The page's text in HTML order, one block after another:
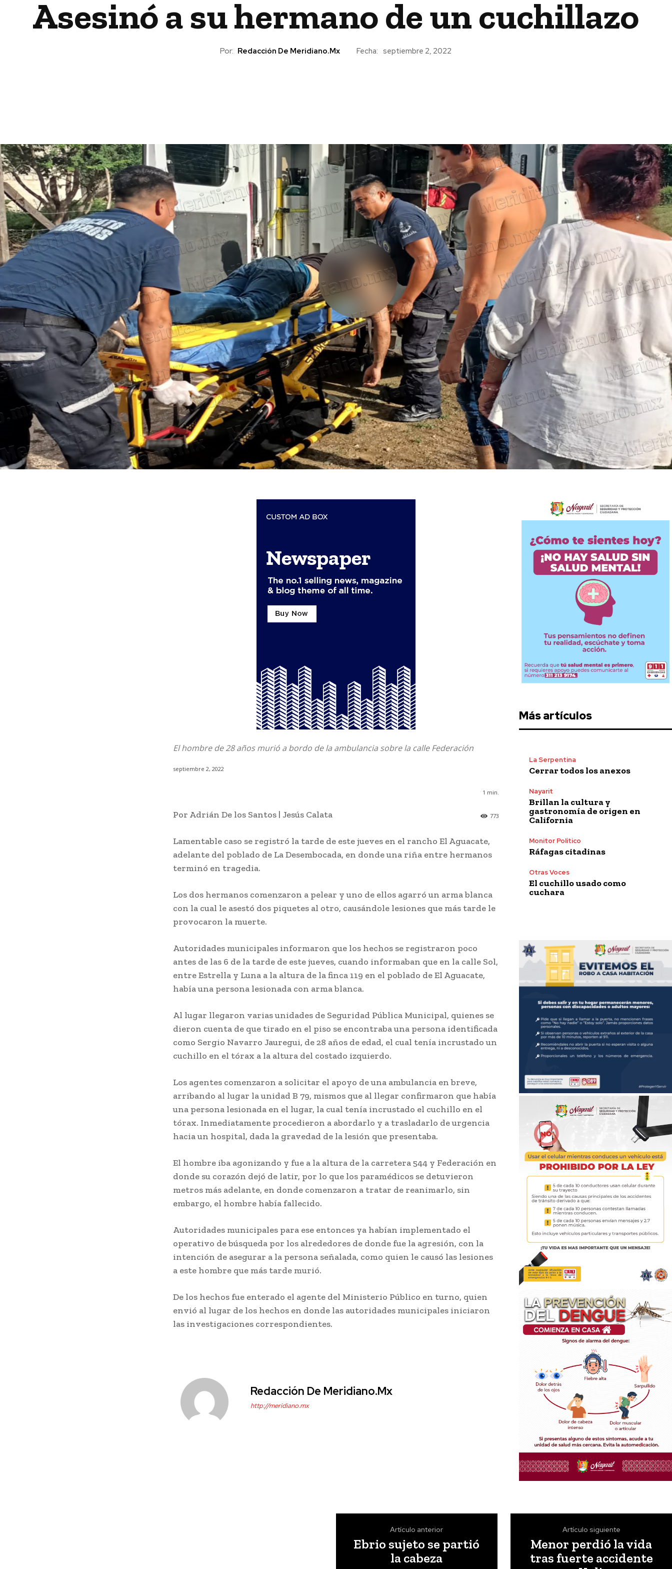
Asesinó a su hermano de un cuchillazo
Por: Redacción De Meridiano.mx Fecha: septiembre 2, 2022
El hombre de 28 años murió a bordo de la ambulancia sobre la calle Federación
septiembre 2, 2022
1 min.
773
Por Adrián De los Santos | Jesús Calata
Lamentable caso se registró la tarde de este jueves en el rancho El Aguacate,
adelante del poblado de La Desembocada, en donde una riña entre hermanos
terminó en tragedia.
Los dos hermanos comenzaron a pelear y uno de ellos agarró un arma blanca
con la cual le asestó dos piquetes al otro, causándole lesiones que más tarde le
provocaron la muerte.
Autoridades municipales informaron que los hechos se registraron poco
antes de las 6 de la tarde de este jueves, cuando informaban que en la calle Sol,
entre Estrella y Luna a la altura de la finca 119 en el poblado de El Aguacate,
había una persona lesionada con arma blanca.
Al lugar llegaron varias unidades de Seguridad Pública Municipal, quienes se
dieron cuenta de que tirado en el piso se encontraba una persona identificada
como Sergio Navarro Jauregui, de 28 años de edad, el cual tenía incrustado un
cuchillo en el tórax a la altura del costado izquierdo.
Los agentes comenzaron a solicitar el apoyo de una ambulancia en breve,
arribando al lugar la unidad B 79, mismos que al llegar confirmaron que había
una persona lesionada en el lugar, la cual tenía incrustado el cuchillo en el
tórax. Inmediatamente procedieron a abordarlo y a trasladarlo de urgencia
hacia un hospital, dada la gravedad de la lesión que presentaba.
El hombre iba agonizando y fue a la altura de la carretera 544 y Federación en
donde su corazón dejó de latir, por lo que los paramédicos se detuvieron
metros más adelante, en donde comenzaron a tratar de reanimarlo, sin
embargo, el hombre había fallecido.
Autoridades municipales para ese entonces ya habían implementado el
operativo de búsqueda por los alrededores de donde fue la agresión, con la
intención de asegurar a la persona señalada, como quien le causó las lesiones
a este hombre que más tarde murió.
De los hechos fue enterado el agente del Ministerio Público en turno, quien
envió al lugar de los hechos en donde las autoridades municipales iniciaron
las investigaciones correspondientes.
Redacción De Meridiano.mx
http://meridiano.mx
Más artículos
La Serpentina
Cerrar todos los anexos
Nayarit
Brillan la cultura y
gastronomía de origen en
California
Monitor Político
Ráfagas citadinas
Otras Voces
El cuchillo usado como
cuchara
Artículo anterior
Ebrio sujeto se partió
la cabeza
Artículo siguiente
Menor perdió la vida
tras fuerte accidente